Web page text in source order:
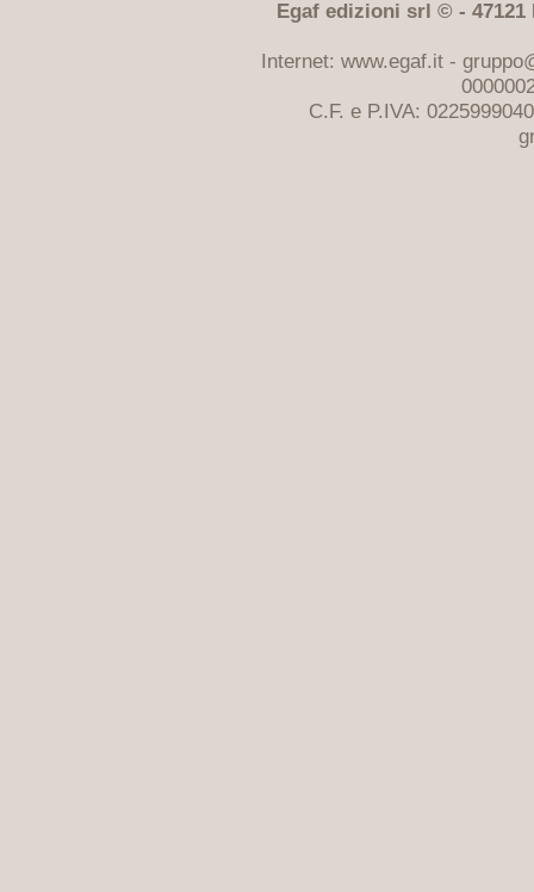
Egaf edizioni srl © - 47121
Internet: www.egaf.it -
C.F. e P.IVA: